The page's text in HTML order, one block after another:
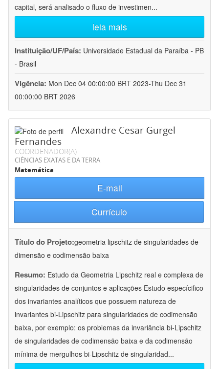
capital, será analisado o fluxo de investimen...
leia mais
Instituição/UF/País: Universidade Estadual da Paraíba - PB
- Brasil
Vigência: Mon Dec 04 00:00:00 BRT 2023-Thu Dec 31
00:00:00 BRT 2026
Alexandre Cesar Gurgel
Fernandes
COORDENADOR(A)
CIÊNCIAS EXATAS E DA TERRA
Matemática
E-mail
Currículo
Título do Projeto:geometria lipschitz de singularidades de
dimensão e codimensão baixa
Resumo: Estudo da Geometria Lipschitz real e complexa de
singularidades de conjuntos e aplicações Estudo especícifico
dos invariantes analíticos que possuem natureza de
invariantes bi-Lipschitz para singularidades de codimensão
baixa, por exemplo: os problemas da invariância bi-Lipschitz
de singularidades de codimensão baixa e da codimensão
mínima de mergulhos bi-Lipschitz de singularidad...